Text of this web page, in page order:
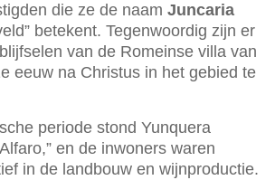
die ze de naam Juncaria
betekent. Tegenwoordig zijn er
van de Romeinse villa van
eeuw na Christus in het gebied te
periode stond Yunquera
en de inwoners waren
in de landbouw en wijnproductie.